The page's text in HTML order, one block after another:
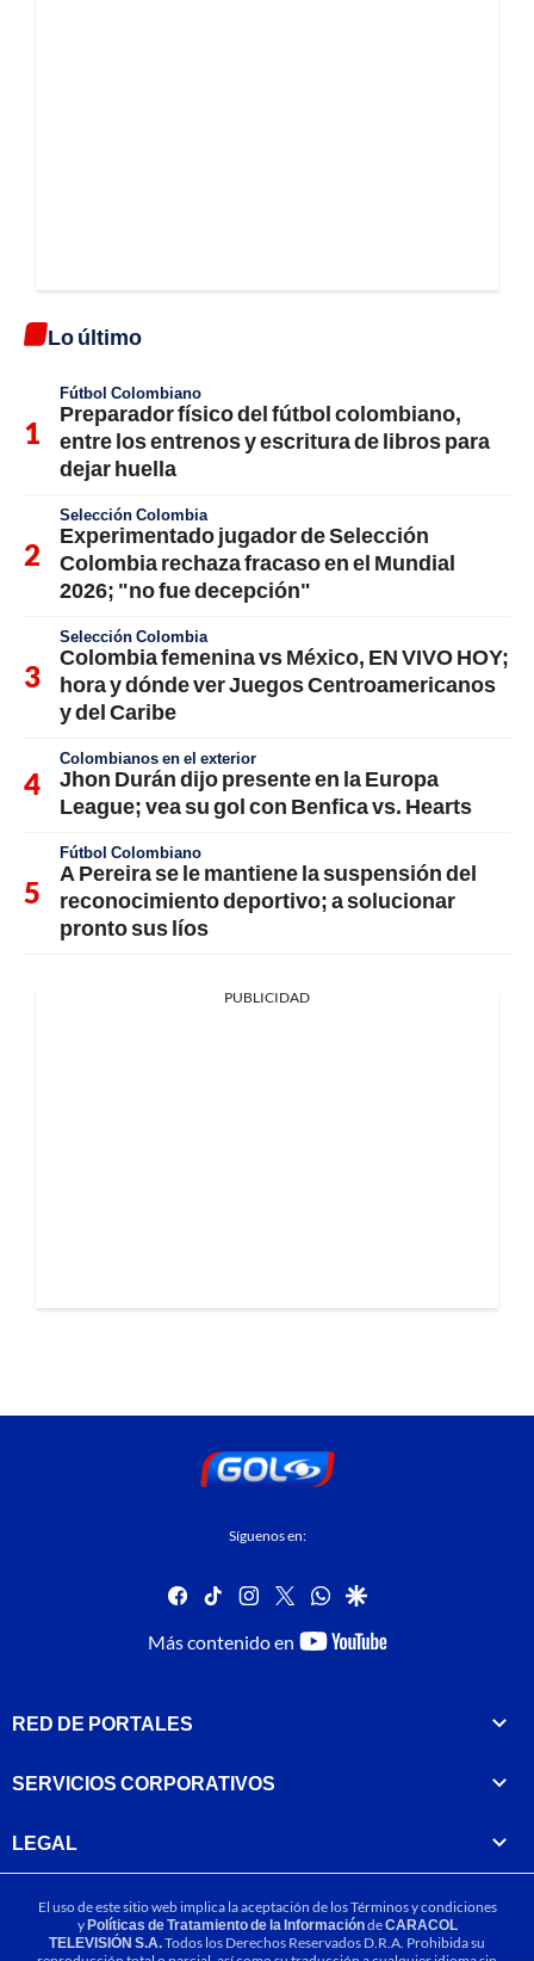
Lo último
Fútbol Colombiano
Preparador físico del fútbol colombiano,
entre los entrenos y escritura de libros para
dejar huella
Selección Colombia
Experimentado jugador de Selección
Colombia rechaza fracaso en el Mundial
2026; "no fue decepción"
Selección Colombia
Colombia femenina vs México, EN VIVO HOY;
hora y dónde ver Juegos Centroamericanos
y del Caribe
Colombianos en el exterior
Jhon Durán dijo presente en la Europa
League; vea su gol con Benfica vs. Hearts
Fútbol Colombiano
A Pereira se le mantiene la suspensión del
reconocimiento deportivo; a solucionar
pronto sus líos
PUBLICIDAD
Síguenos en:
facebook
tiktok instagram
twitterwhatsapp
google
Más contenido en
youtube-
RED DE PORTALES
SERVICIOS CORPORATIVOS
LEGAL
El uso de este sitio web implica la aceptación de losTérminos y condiciones
yPolíticas de Tratamiento de la InformacióndeCARACOL
TELEVISIÓN S.A.Todos los Derechos Reservados D.R.A. Prohibida su